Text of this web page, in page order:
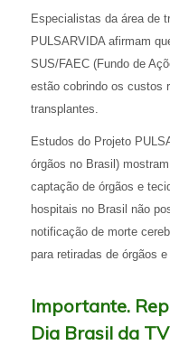
Especialistas da área de
PULSARVIDA afirmam
SUS/FAEC (Fundo de
estão cobrindo os custos
transplantes.
Estudos do Projeto
órgãos no Brasil)
captação de órgãos e
hospitais no Brasil não
notificação de morte
para retiradas de órgãos e
Importante.
Dia Brasil da